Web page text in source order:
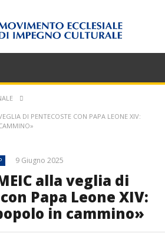
DI PENTECOSTE CON PAPA LEONE XIV:
9 Giugno 2025
alla veglia di
Papa Leone XIV:
in cammino»